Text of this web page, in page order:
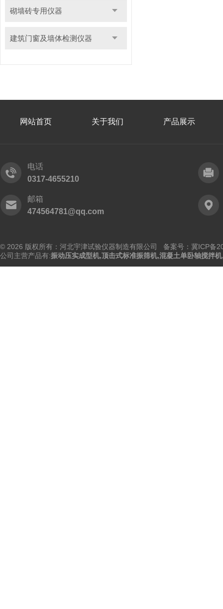
砌墙砖专用仪器
建筑门窗及墙体检测仪器
网站首页 关于我们 产品展示
电话
0317-4655210
邮箱
474564781@qq.com
© 2026 版权所有：河北宇津试验仪器制造有限公司 备案号：冀ICP备
公司主营产品有:振动压实成型机,顶击式标准振筛机,混凝土单卧轴搅拌机